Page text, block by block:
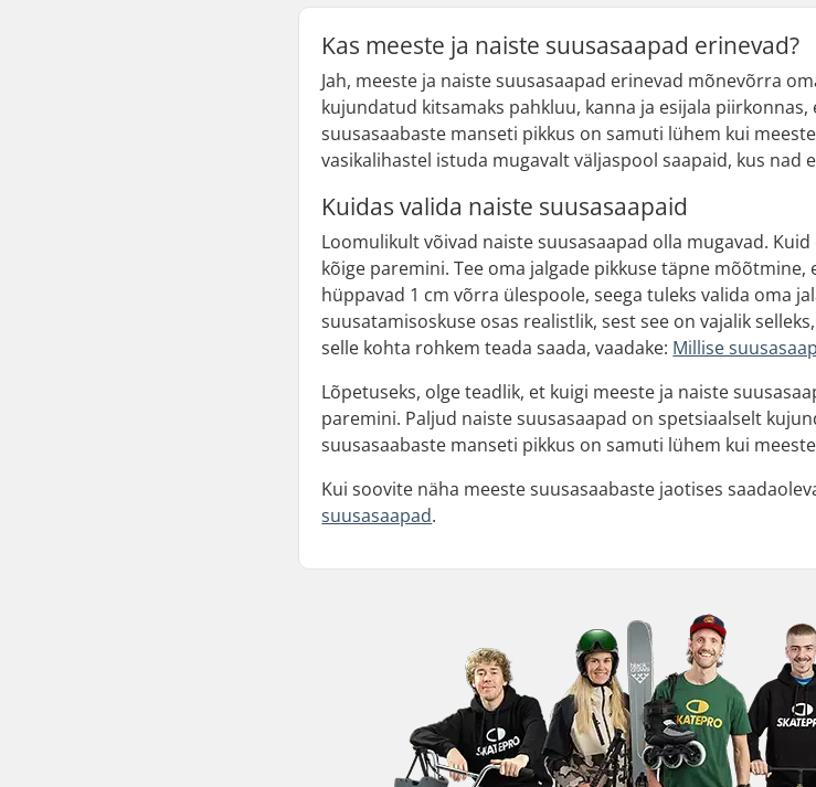
Kas meeste ja naiste suusasaapad erinevad?
Jah, meeste ja naiste suusasaapad erinevad mõnevõrra
kujundatud kitsamaks pahkluu, kanna ja esijala
suusasaabaste manseti pikkus on samuti lühem kui
vasikalihastel istuda mugavalt väljaspool saapaid, kus nad
Kuidas valida naiste suusasaapaid
Loomulikult võivad naiste suusasaapad olla mugavad.
kõige paremini. Tee oma jalgade pikkuse täpne
hüppavad 1 cm võrra ülespoole, seega tuleks valida oma
suusatamisoskuse osas realistlik, sest see on vajalik
selle kohta rohkem teada saada, vaadake: Millise
Lõpetuseks, olge teadlik, et kuigi meeste ja naiste
paremini. Paljud naiste suusasaapad on spetsiaalselt
suusasaabaste manseti pikkus on samuti lühem kui
Kui soovite näha meeste suusasaabaste jaotises
suusasaapad.